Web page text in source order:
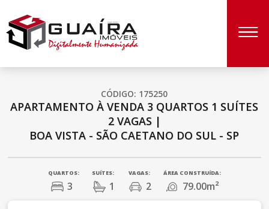
CÓDIGO: 175250
APARTAMENTO À VENDA 3 QUARTOS 1 SUÍTES
2 VAGAS|
BOA VISTA - SÃO CAETANO DO SUL - SP
QUARTOS:
3
SUÍTES:
1
VAGAS:
2
ÁREA CONSTRUÍDA:
79.00m²